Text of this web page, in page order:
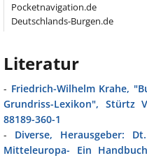
Pocketnavigation.de
Deutschlands-Burgen.de
Literatur
- Friedrich-Wilhelm Krahe,
Grundriss-Lexikon", Stürtz
88189-360-1
- Diverse, Herausgeber:
Mitteleuropa- Ein